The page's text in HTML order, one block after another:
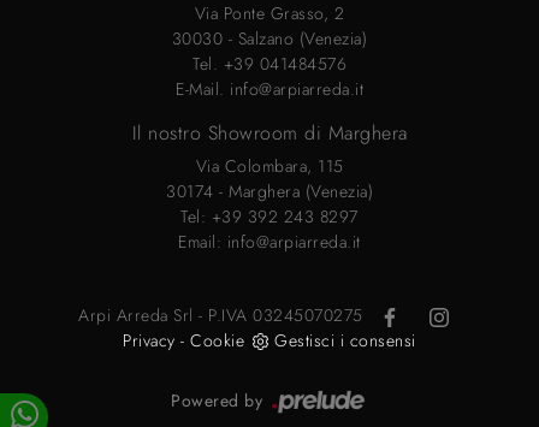
Via Ponte Grasso, 2
30030 - Salzano (Venezia)
Tel. +39 041484576
E-Mail. info@arpiarreda.it
Il nostro Showroom di Marghera
Via Colombara, 115
30174 - Marghera (Venezia)
Tel: +39 392 243 8297
Email: info@arpiarreda.it
Arpi Arreda Srl - P.IVA 03245070275
Privacy -Cookie Gestisci i consensi
Powered by